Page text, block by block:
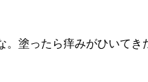
。塗ったら痒みがひいてき